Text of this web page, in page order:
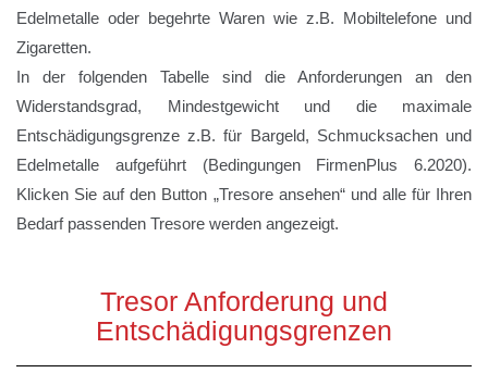
Edelmetalle oder begehrte Waren wie z.B. Mobiltelefone und
Zigaretten.
In der folgenden Tabelle sind die Anforderungen an den
Widerstandsgrad, Mindestgewicht und die maximale
Entschädigungsgrenze z.B. für Bargeld, Schmucksachen und
Edelmetalle aufgeführt (Bedingungen FirmenPlus 6.2020).
Klicken Sie auf den Button „Tresore ansehen“ und alle für Ihren
Bedarf passenden Tresore werden angezeigt.
Tresor Anforderung und
Entschädigungsgrenzen